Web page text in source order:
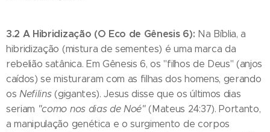
3.2 A Hibridização (O Eco de Gênesis 6): Na Bíblia, a
hibridização (mistura de sementes) é uma marca da
rebelião satânica. Em Gênesis 6, os "filhos de Deus" (anjos
caídos) se misturaram com as filhas dos homens, gerando
osNefilins(gigantes). Jesus disse que os últimos dias
seriam "como nos dias de Noé"(Mateus 24:37). Portanto,
a manipulação genética e o surgimento de corpos